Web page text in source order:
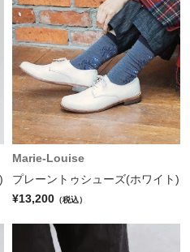
Marie-Louise
プレーントゥシューズ(ホワイト)
¥13,200 （税込）